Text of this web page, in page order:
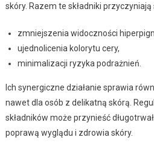
skóry. Razem te składniki przyczyniają
zmniejszenia widoczności
ujednolicenia kolorytu cery,
minimalizacji ryzyka podrażnień.
Ich synergiczne działanie sprawia
nawet dla osób z delikatną skórą.
składników może przynieść
poprawą wyglądu i zdrowia skóry.